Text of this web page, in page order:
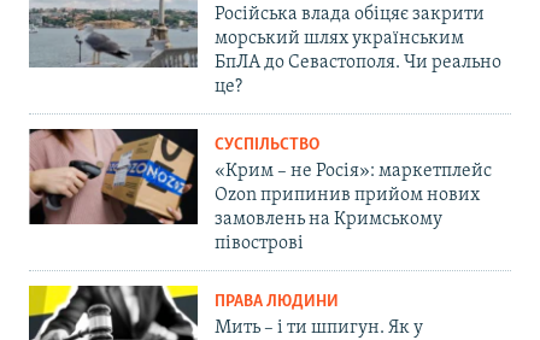
Російська влада обіцяє закрити
морський шлях українським
БпЛА до Севастополя. Чи реально
це?
СУСПІЛЬСТВО
«Крим – не Росія»: маркетплейс
Ozon припинив прийом нових
замовлень на Кримському
півострові
ПРАВА ЛЮДИНИ
Мить – і ти шпигун. Як у